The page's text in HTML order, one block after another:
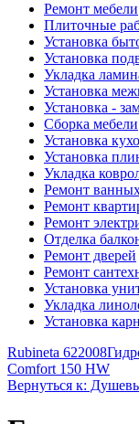
Ремонт мебели
Плиточные
Установка
Установка
Укладка
Установка
Установка -
Сборка мебели
Установка
Установка
Укладка
Ремонт
Ремонт
Ремонт
Отделка
Ремонт дверей
Ремонт
Установка
Укладка
Установка
Rubineta 622008
Comfort 150 HW
Вернуться к: